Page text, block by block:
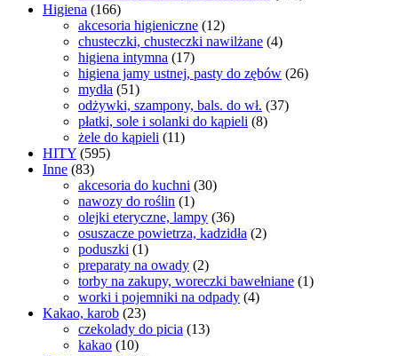
Higiena (166)
akcesoria higieniczne (12)
chusteczki, chusteczki nawilżane (4)
higiena intymna (17)
higiena jamy ustnej, pasty do zębów (26)
mydła (51)
odżywki, szampony, bals. do wł. (37)
płatki, sole i solanki do kąpieli (8)
żele do kąpieli (11)
HITY (595)
Inne (83)
akcesoria do kuchni (30)
nawozy do roślin (1)
olejki eteryczne, lampy (36)
osuszacze powietrza, kadzidła (2)
poduszki (1)
preparaty na owady (2)
torby na zakupy, woreczki bawełniane (1)
worki i pojemniki na odpady (4)
Kakao, karob (23)
czekolady do picia (13)
kakao (10)